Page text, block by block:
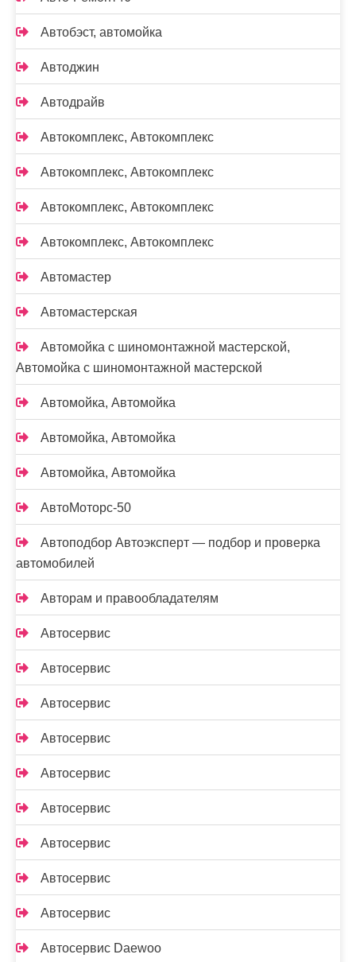
Автобэст, автомойка
Автоджин
Автодрайв
Автокомплекс, Автокомплекс
Автокомплекс, Автокомплекс
Автокомплекс, Автокомплекс
Автокомплекс, Автокомплекс
Автомастер
Автомастерская
Автомойка с шиномонтажной мастерской,
Автомойка с шиномонтажной мастерской
Автомойка, Автомойка
Автомойка, Автомойка
Автомойка, Автомойка
АвтоМоторс-50
Автоподбор Автоэксперт — подбор и проверка
автомобилей
Авторам и правообладателям
Автосервис
Автосервис
Автосервис
Автосервис
Автосервис
Автосервис
Автосервис
Автосервис
Автосервис
Автосервис Daewoo